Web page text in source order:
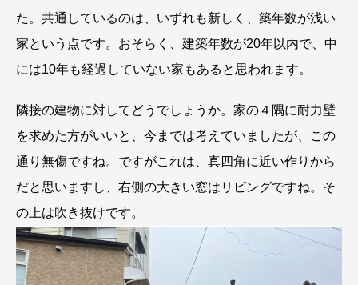
た。共通しているのは、いずれも新しく、築年数が浅い
家という点です。おそらく、建築年数が20年以内で、中
には10年も経過していない家もあると思われます。
隣接の建物に対してどうでしょうか。家の４隅に耐力壁
を求めた方がいいと、今までは考えていましたが、この
通り無傷ですね。ですがこれは、真四角に近い作りから
だと思いますし、右側の大きい窓はリビングですね。そ
の上は吹き抜けです。